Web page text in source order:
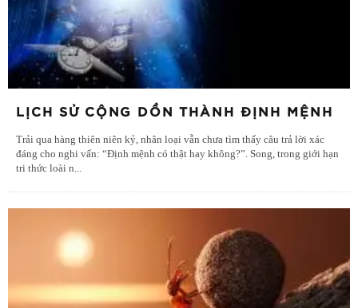
LỊCH SỬ CỘNG DỒN THÀNH ĐỊNH MỆNH
Trải qua hàng thiên niên kỷ, nhân loại vẫn chưa tìm thấy câu trả lời xác
đáng cho nghi vấn: “Định mệnh có thật hay không?”. Song, trong giới hạn
tri thức loài n